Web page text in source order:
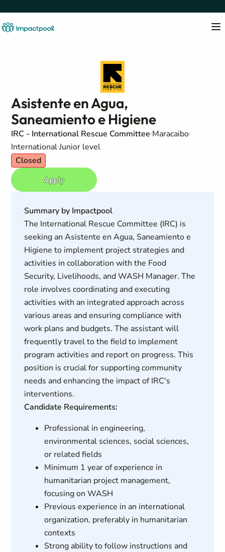
Asistente en Agua,
Saneamiento e Higiene
IRC - International Rescue Committee Maracaibo
InternationalJunior level
Closed
Apply
Summary by Impactpool
The International Rescue Committee (IRC) is
seeking an Asistente en Agua, Saneamiento e
Higiene to implement project strategies and
activities in collaboration with the Food
Security, Livelihoods, and WASH Manager. The
role involves coordinating and executing
activities with an integrated approach across
various areas and ensuring compliance with
work plans and budgets. The assistant will
frequently travel to the field to implement
program activities and report on progress. This
position is crucial for supporting community
needs and enhancing the impact of IRC's
interventions.
Candidate Requirements:
Professional in engineering,
environmental sciences, social sciences,
or related fields
Minimum 1 year of experience in
humanitarian project management,
focusing on WASH
Previous experience in an international
organization, preferably in humanitarian
contexts
Strong ability to follow instructions and